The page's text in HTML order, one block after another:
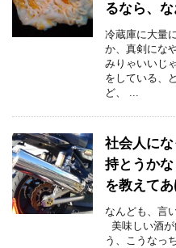
るなら、
冷蔵庫に大量
か、真剣にな
みりゃいいじ
をしている、
ど、 ...
社会人に
持とうか
を教えて
なんども、言
美味しい酒
う、こうなっ